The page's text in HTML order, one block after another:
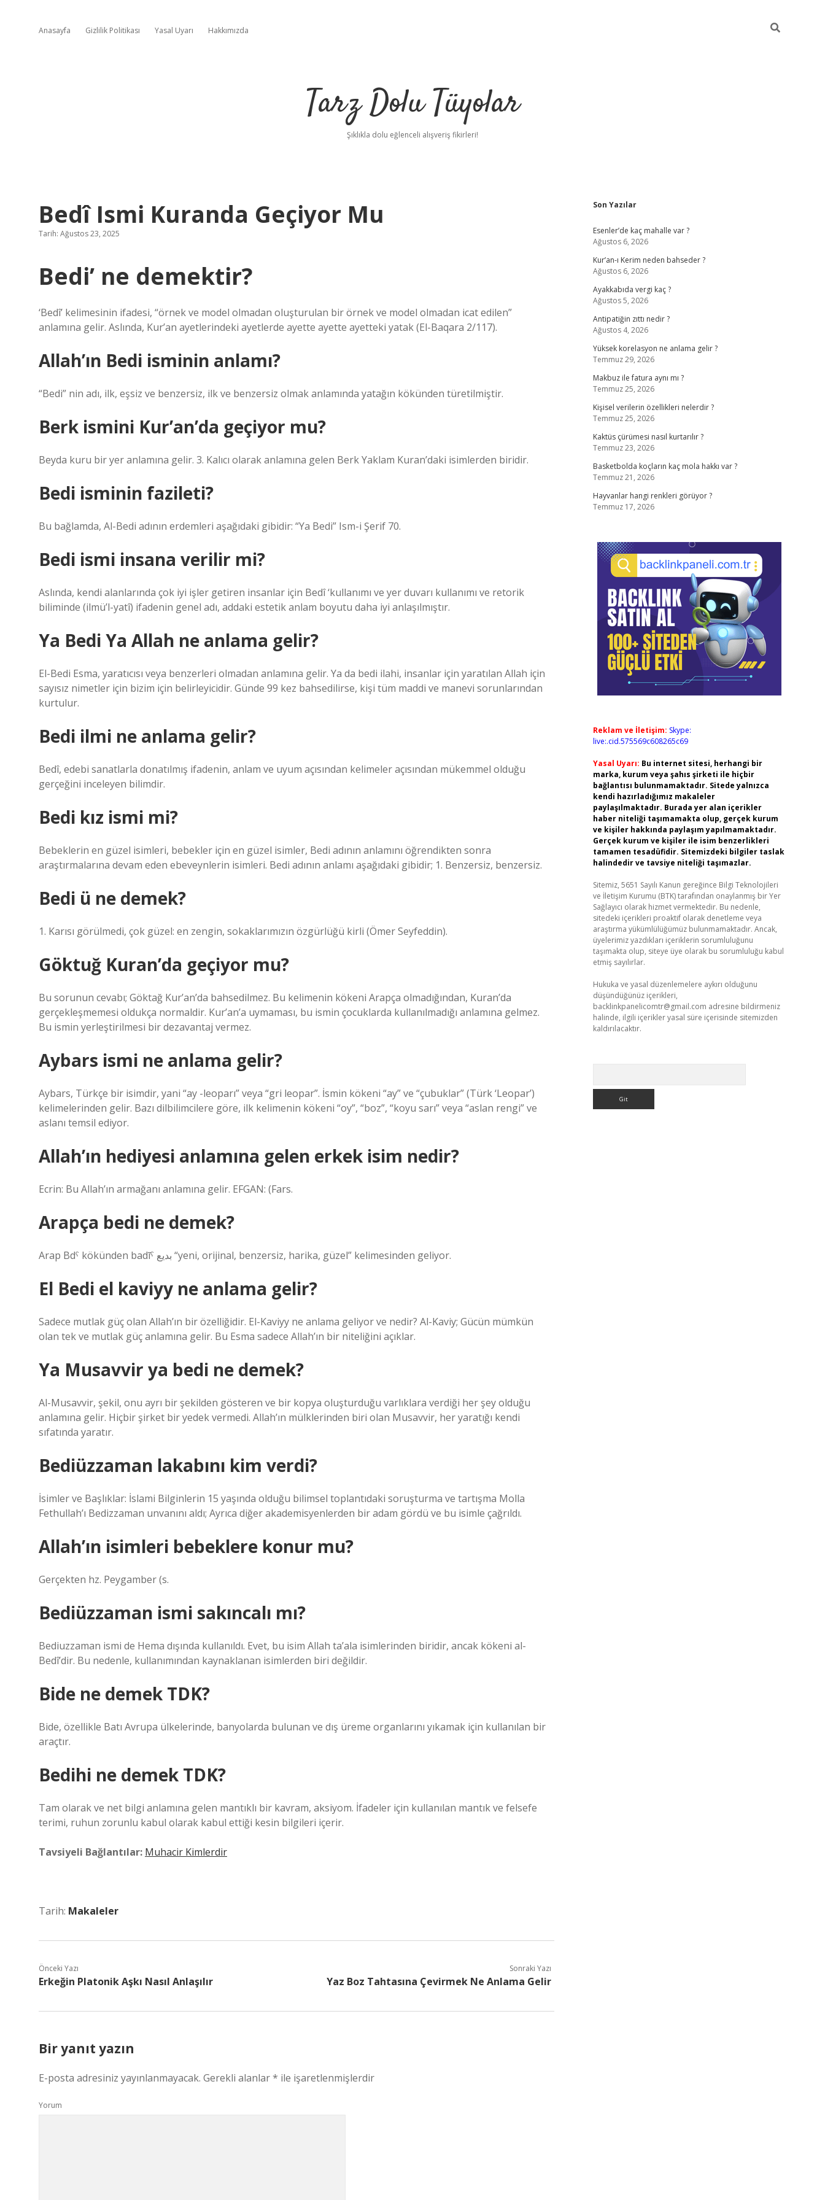
Anasayfa Gizlilik Politikası Yasal Uyarı Hakkımızda
Tarz Dolu Tüyolar
Şıklıkla dolu eğlenceli alışveriş fikirleri!
Bedî Ismi Kuranda Geçiyor Mu
Tarih: Ağustos 23, 2025
Bedi’ ne demektir?
‘Bedî’ kelimesinin ifadesi, “örnek ve model olmadan oluşturulan bir örnek ve model olmadan icat edilen”
anlamına gelir. Aslında, Kur’an ayetlerindeki ayetlerde ayette ayette ayetteki yatak (El-Baqara 2/117).
Allah’ın Bedi isminin anlamı?
“Bedi” nin adı, ilk, eşsiz ve benzersiz, ilk ve benzersiz olmak anlamında yatağın kökünden türetilmiştir.
Berk ismini Kur’an’da geçiyor mu?
Beyda kuru bir yer anlamına gelir. 3. Kalıcı olarak anlamına gelen Berk Yaklam Kuran’daki isimlerden biridir.
Bedi isminin fazileti?
Bu bağlamda, Al-Bedi adının erdemleri aşağıdaki gibidir: “Ya Bedi” Ism-i Şerif 70.
Bedi ismi insana verilir mi?
Aslında, kendi alanlarında çok iyi işler getiren insanlar için Bedî ‘kullanımı ve yer duvarı kullanımı ve retorik
biliminde (ilmü’l-yatî) ifadenin genel adı, addaki estetik anlam boyutu daha iyi anlaşılmıştır.
Ya Bedi Ya Allah ne anlama gelir?
El-Bedi Esma, yaratıcısı veya benzerleri olmadan anlamına gelir. Ya da bedi ilahi, insanlar için yaratılan Allah için
sayısız nimetler için bizim için belirleyicidir. Günde 99 kez bahsedilirse, kişi tüm maddi ve manevi sorunlarından
kurtulur.
Bedi ilmi ne anlama gelir?
Bedî, edebi sanatlarla donatılmış ifadenin, anlam ve uyum açısından kelimeler açısından mükemmel olduğu
gerçeğini inceleyen bilimdir.
Bedi kız ismi mi?
Bebeklerin en güzel isimleri, bebekler için en güzel isimler, Bedi adının anlamını öğrendikten sonra
araştırmalarına devam eden ebeveynlerin isimleri. Bedi adının anlamı aşağıdaki gibidir; 1. Benzersiz, benzersiz.
Bedi ü ne demek?
1. Karısı görülmedi, çok güzel: en zengin, sokaklarımızın özgürlüğü kirli (Ömer Seyfeddin).
Göktuğ Kuran’da geçiyor mu?
Bu sorunun cevabı; Göktağ Kur’an’da bahsedilmez. Bu kelimenin kökeni Arapça olmadığından, Kuran’da
gerçekleşmemesi oldukça normaldir. Kur’an’a uymaması, bu ismin çocuklarda kullanılmadığı anlamına gelmez.
Bu ismin yerleştirilmesi bir dezavantaj vermez.
Aybars ismi ne anlama gelir?
Aybars, Türkçe bir isimdir, yani “ay -leoparı” veya “gri leopar”. İsmin kökeni “ay” ve “çubuklar” (Türk ‘Leopar’)
kelimelerinden gelir. Bazı dilbilimcilere göre, ilk kelimenin kökeni “oy”, “boz”, “koyu sarı” veya “aslan rengi” ve
aslanı temsil ediyor.
Allah’ın hediyesi anlamına gelen erkek isim nedir?
Ecrin: Bu Allah’ın armağanı anlamına gelir. EFGAN: (Fars.
Arapça bedi ne demek?
Arap Bdˁ kökünden badīˁ بديع “yeni, orijinal, benzersiz, harika, güzel” kelimesinden geliyor.
El Bedi el kaviyy ne anlama gelir?
Sadece mutlak güç olan Allah’ın bir özelliğidir. El-Kaviyy ne anlama geliyor ve nedir? Al-Kaviy; Gücün mümkün
olan tek ve mutlak güç anlamına gelir. Bu Esma sadece Allah’ın bir niteliğini açıklar.
Ya Musavvir ya bedi ne demek?
Al-Musavvir, şekil, onu ayrı bir şekilden gösteren ve bir kopya oluşturduğu varlıklara verdiği her şey olduğu
anlamına gelir. Hiçbir şirket bir yedek vermedi. Allah’ın mülklerinden biri olan Musavvir, her yaratığı kendi
sıfatında yaratır.
Bediüzzaman lakabını kim verdi?
İsimler ve Başlıklar: İslami Bilginlerin 15 yaşında olduğu bilimsel toplantıdaki soruşturma ve tartışma Molla
Fethullah’ı Bedizzaman unvanını aldı; Ayrıca diğer akademisyenlerden bir adam gördü ve bu isimle çağrıldı.
Allah’ın isimleri bebeklere konur mu?
Gerçekten hz. Peygamber (s.
Bediüzzaman ismi sakıncalı mı?
Bediuzzaman ismi de Hema dışında kullanıldı. Evet, bu isim Allah ta’ala isimlerinden biridir, ancak kökeni al-
Bedî’dir. Bu nedenle, kullanımından kaynaklanan isimlerden biri değildir.
Bide ne demek TDK?
Bide, özellikle Batı Avrupa ülkelerinde, banyolarda bulunan ve dış üreme organlarını yıkamak için kullanılan bir
araçtır.
Bedihi ne demek TDK?
Tam olarak ve net bilgi anlamına gelen mantıklı bir kavram, aksiyom. İfadeler için kullanılan mantık ve felsefe
terimi, ruhun zorunlu kabul olarak kabul ettiği kesin bilgileri içerir.
Tavsiyeli Bağlantılar: Muhacir Kimlerdir
Tarih: Makaleler
Önceki Yazı
Erkeğin Platonik Aşkı Nasıl Anlaşılır
Sonraki Yazı
Yaz Boz Tahtasına Çevirmek Ne Anlama Gelir
Bir yanıt yazın
E-posta adresiniz yayınlanmayacak. Gerekli alanlar* ile işaretlenmişlerdir
Yorum
Sidebar
Son Yazılar
Esenler’de kaç mahalle var ?
Ağustos 6, 2026
Kur’an-ı Kerim neden bahseder ?
Ağustos 6, 2026
Ayakkabıda vergi kaç ?
Ağustos 5, 2026
Antipatiğin zıttı nedir ?
Ağustos 4, 2026
Yüksek korelasyon ne anlama gelir ?
Temmuz 29, 2026
Makbuz ile fatura aynı mı ?
Temmuz 25, 2026
Kişisel verilerin özellikleri nelerdir ?
Temmuz 25, 2026
Kaktüs çürümesi nasıl kurtarılır ?
Temmuz 23, 2026
Basketbolda koçların kaç mola hakkı var ?
Temmuz 21, 2026
Hayvanlar hangi renkleri görüyor ?
Temmuz 17, 2026
Reklam ve İletişim: Skype:
live:.cid.575569c608265c69
Yasal Uyarı: Bu internet sitesi, herhangi bir
marka, kurum veya şahıs şirketi ile hiçbir
bağlantısı bulunmamaktadır. Sitede yalnızca
kendi hazırladığımız makaleler
paylaşılmaktadır. Burada yer alan içerikler
haber niteliği taşımamakta olup, gerçek kurum
ve kişiler hakkında paylaşım yapılmamaktadır.
Gerçek kurum ve kişiler ile isim benzerlikleri
tamamen tesadüfidir. Sitemizdeki bilgiler taslak
halindedir ve tavsiye niteliği taşımazlar.
Sitemiz, 5651 Sayılı Kanun gereğince Bilgi Teknolojileri
ve İletişim Kurumu (BTK) tarafından onaylanmış bir Yer
Sağlayıcı olarak hizmet vermektedir. Bu nedenle,
sitedeki içerikleri proaktif olarak denetleme veya
araştırma yükümlülüğümüz bulunmamaktadır. Ancak,
üyelerimiz yazdıkları içeriklerin sorumluluğunu
taşımakta olup, siteye üye olarak bu sorumluluğu kabul
etmiş sayılırlar.
Hukuka ve yasal düzenlemelere aykırı olduğunu
düşündüğünüz içerikleri,
backlinkpanelicomtr@gmail.com adresine bildirmeniz
halinde, ilgili içerikler yasal süre içerisinde sitemizden
kaldırılacaktır.
ilbet giriş yap